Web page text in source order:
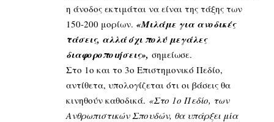
η άνοδος εκτιμάται να είναι της τάξης των
150-200 μορίων. «Μιλάμε για ανοδικές
τάσεις, αλλά όχι πολύ μεγάλες
διαφοροποιήσεις», σημείωσε.
Στο 1ο και το 3ο Επιστημονικό Πεδίο,
αντίθετα, υπολογίζεται ότι οι βάσεις θα
κινηθούν καθοδικά. «Στο 1ο Πεδίο, των
Ανθρωπιστικών Σπουδών, θα υπάρξει μία